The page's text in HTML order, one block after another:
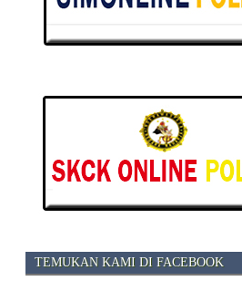
TEMUKAN KAMI DI FACEBOOK